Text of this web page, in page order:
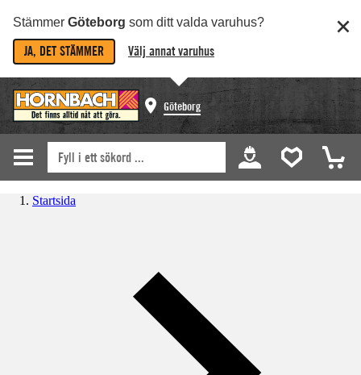
Stämmer Göteborg som ditt valda varuhus?
JA, DET STÄMMER Välj annat varuhus
Göteborg
Startsida